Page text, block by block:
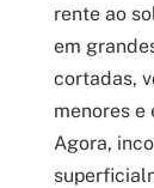
rente ao
em
cortadas,
menores e
Agora,